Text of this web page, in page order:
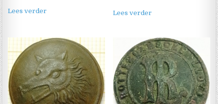
Lees verder Lees verder